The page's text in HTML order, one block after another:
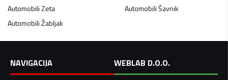
AutomobiliZeta AutomobiliŠavnik
AutomobiliŽabljak
NAVIGACIJA
WEBLAB D.O.O.